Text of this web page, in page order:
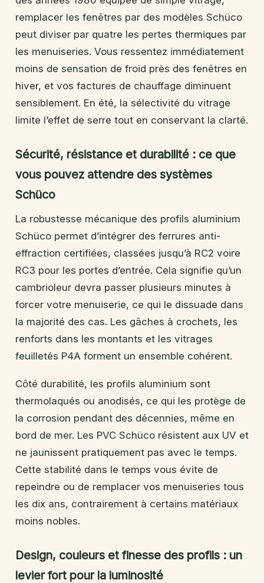
remplacer les fenêtres par des modèles Schüco
peut diviser par quatre les pertes thermiques par
les menuiseries. Vous ressentez immédiatement
moins de sensation de froid près des fenêtres en
hiver, et vos factures de chauffage diminuent
sensiblement. En été, la sélectivité du vitrage
limite l’effet de serre tout en conservant la clarté.
Sécurité, résistance et durabilité : ce que
vous pouvez attendre des systèmes
Schüco
La robustesse mécanique des profils aluminium
Schüco permet d’intégrer des ferrures anti-
effraction certifiées, classées jusqu’à RC2 voire
RC3 pour les portes d’entrée. Cela signifie qu’un
cambrioleur devra passer plusieurs minutes à
forcer votre menuiserie, ce qui le dissuade dans
la majorité des cas. Les gâches à crochets, les
renforts dans les montants et les vitrages
feuilletés P4A forment un ensemble cohérent.
Côté durabilité, les profils aluminium sont
thermolaqués ou anodisés, ce qui les protège de
la corrosion pendant des décennies, même en
bord de mer. Les PVC Schüco résistent aux UV et
ne jaunissent pratiquement pas avec le temps.
Cette stabilité dans le temps vous évite de
repeindre ou de remplacer vos menuiseries tous
les dix ans, contrairement à certains matériaux
moins nobles.
Design, couleurs et finesse des profils : un
levier fort pour la luminosité